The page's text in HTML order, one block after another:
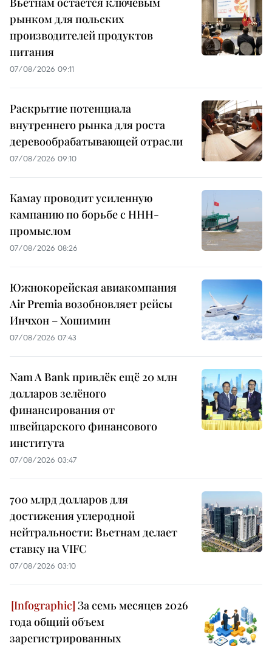
рынком для польских
производителей продуктов
питания
07/08/2026 09:11
Раскрытие потенциала
внутреннего рынка для роста
деревообрабатывающей отрасли
07/08/2026 09:10
Камау проводит усиленную
кампанию по борьбе с ННН-
промыслом
07/08/2026 08:26
Южнокорейская авиакомпания
Air Premia возобновляет рейсы
Инчхон – Хошимин
07/08/2026 07:43
Nam A Bank привлёк ещё 20 млн
долларов зелёного
финансирования от
швейцарского финансового
института
07/08/2026 03:47
700 млрд долларов для
достижения углеродной
нейтральности: Вьетнам делает
ставку на VIFC
07/08/2026 03:10
За семь месяцев 2026
года общий объем
зарегистрированных